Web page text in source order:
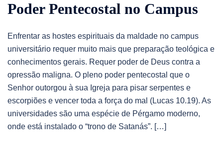
Poder Pentecostal no Campus
Enfrentar as hostes espirituais da maldade no campus
universitário requer muito mais que preparação teológica e
conhecimentos gerais. Requer poder de Deus contra a
opressão maligna. O pleno poder pentecostal que o
Senhor outorgou à sua Igreja para pisar serpentes e
escorpiões e vencer toda a força do mal (Lucas 10.19). As
universidades são uma espécie de Pérgamo moderno,
onde está instalado o “trono de Satanás”. […]